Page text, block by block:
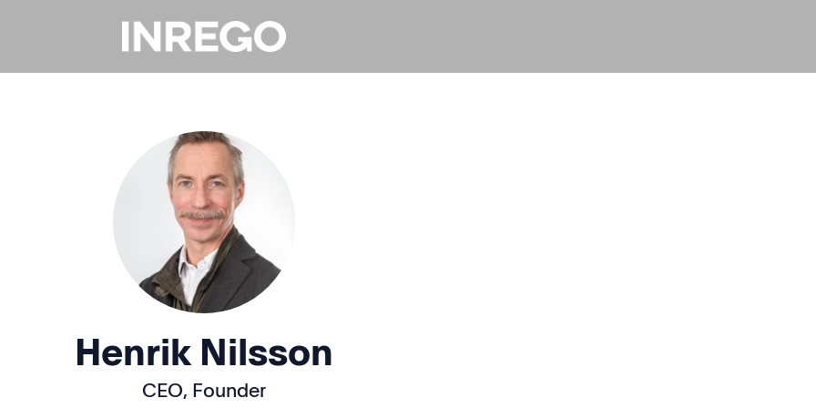
Henrik Nilsson
CEO, Founder